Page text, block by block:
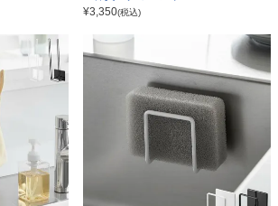
¥3,350(税込)